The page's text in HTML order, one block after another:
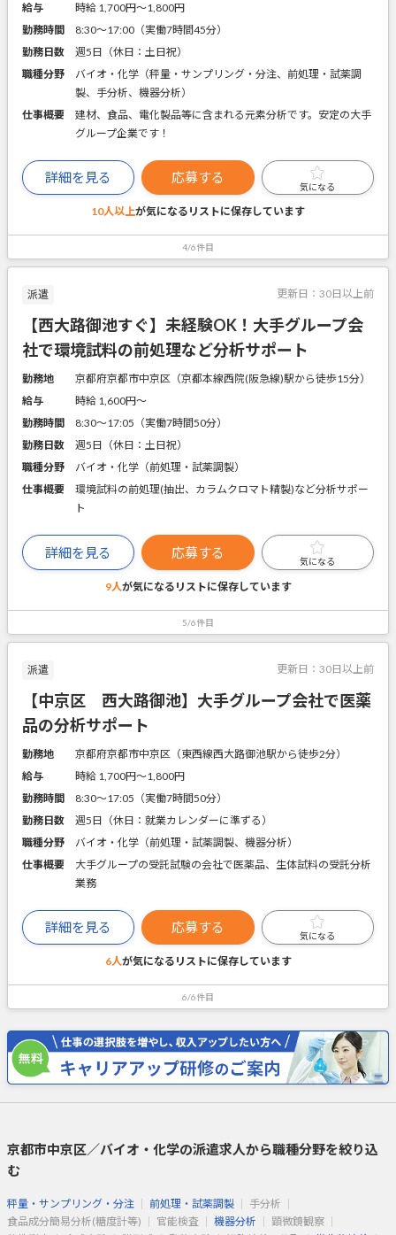
給与
時給 1,700円〜1,800円
勤務時間
8:30～17:00（実働7時間45分）
勤務日数
週5日（休日：土日祝）
職種分野
バイオ・化学（秤量・サンプリング・分注、前処理・試薬調
製、手分析、機器分析）
仕事概要
建材、食品、電化製品等に含まれる元素分析です。安定の大手
グループ企業です！
詳細を見る 応募する
気になる
10人以上が気になるリストに保存しています
4/6件目
派遣 更新日： 30日以上前
【西大路御池すぐ】未経験OK！大手グループ会
社で環境試料の前処理など分析サポート
勤務地
京都府京都市中京区（京都本線西院(阪急線)駅から徒歩15分）
給与
時給 1,600円〜
勤務時間
8:30～17:05（実働7時間50分）
勤務日数
週5日（休日：土日祝）
職種分野
バイオ・化学（前処理・試薬調製）
仕事概要
環境試料の前処理(抽出、カラムクロマト精製)など分析サポー
ト
詳細を見る 応募する
気になる
9人が気になるリストに保存しています
5/6件目
派遣 更新日： 30日以上前
【中京区 西大路御池】大手グループ会社で医薬
品の分析サポート
勤務地
京都府京都市中京区（東西線西大路御池駅から徒歩2分）
給与
時給 1,700円〜1,800円
勤務時間
8:30～17:05（実働7時間50分）
勤務日数
週5日（休日：就業カレンダーに準ずる）
職種分野
バイオ・化学（前処理・試薬調製、機器分析）
仕事概要
大手グループの受託試験の会社で医薬品、生体試料の受託分析
業務
詳細を見る 応募する
気になる
6人が気になるリストに保存しています
6/6件目
京都市中京区／バイオ・化学の派遣求人から職種分野を絞り込
む
秤量・サンプリング・分注 前処理・試薬調製
手分析
食品成分簡易分析(糖度計等)
官能検査 機器分析
顕微鏡観察